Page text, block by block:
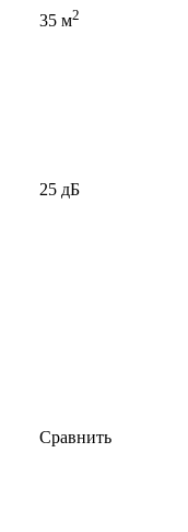
35 м2
25 дБ
Сравнить